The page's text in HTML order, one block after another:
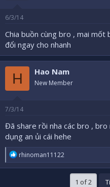
6/3/14
Chia buồn cùng bro , mai mốt
đổi ngay cho nhanh
H Hao Nam
New Member
7/3/14
Đã share rồi nha các bro ,
dụng an ủi cái hehe
R
e
a
rhinoman11122
1 of 2